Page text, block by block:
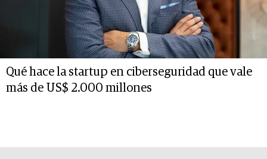
Qué hace la startup en ciberseguridad que vale
más de US$ 2.000 millones